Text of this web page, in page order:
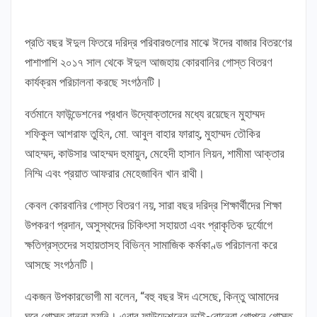
প্রতি বছর ঈদুল ফিতরে দরিদ্র পরিবারগুলোর মাঝে ঈদের বাজার বিতরণের
পাশাপাশি ২০১৭ সাল থেকে ঈদুল আজহায় কোরবানির গোস্ত বিতরণ
কার্যক্রম পরিচালনা করছে সংগঠনটি।
বর্তমানে ফাউন্ডেশনের প্রধান উদ্যোক্তাদের মধ্যে রয়েছেন মুহাম্মদ
শফিকুল আশরাফ তুহিন, মো. আবুল বাহার ফারাহ্, মুহাম্মদ তৌকির
আহম্মদ, কাউসার আহম্মদ হুমায়ুন, মেহেদী হাসান লিয়ন, শামীমা আক্তার
নিম্মি এবং প্রয়াত আফরার মেহেজাবিন খান রাথী।
কেবল কোরবানির গোস্ত বিতরণ নয়, সারা বছর দরিদ্র শিক্ষার্থীদের শিক্ষা
উপকরণ প্রদান, অসুস্থদের চিকিৎসা সহায়তা এবং প্রাকৃতিক দুর্যোগে
ক্ষতিগ্রস্তদের সহায়তাসহ বিভিন্ন সামাজিক কর্মকাণ্ড পরিচালনা করে
আসছে সংগঠনটি।
একজন উপকারভোগী মা বলেন, “বহু বছর ঈদ এসেছে, কিন্তু আমাদের